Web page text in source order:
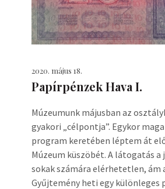
2020. május 18.
Papírpénzek Hava I.
Múzeumunk májusban az
gyakori „célpontja”. Egykor
program keretében léptem át
Múzeum küszöbét. A látogatás a
sokak számára elérhetetlen, ám
Gyűjtemény heti egy különleges